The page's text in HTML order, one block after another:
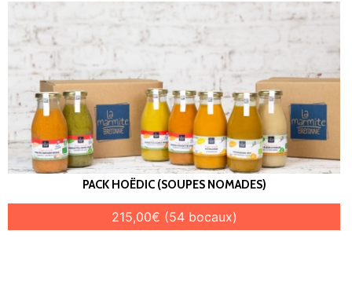
PACK HOËDIC (SOUPES NOMADES)
215,00€ (54 bocaux)